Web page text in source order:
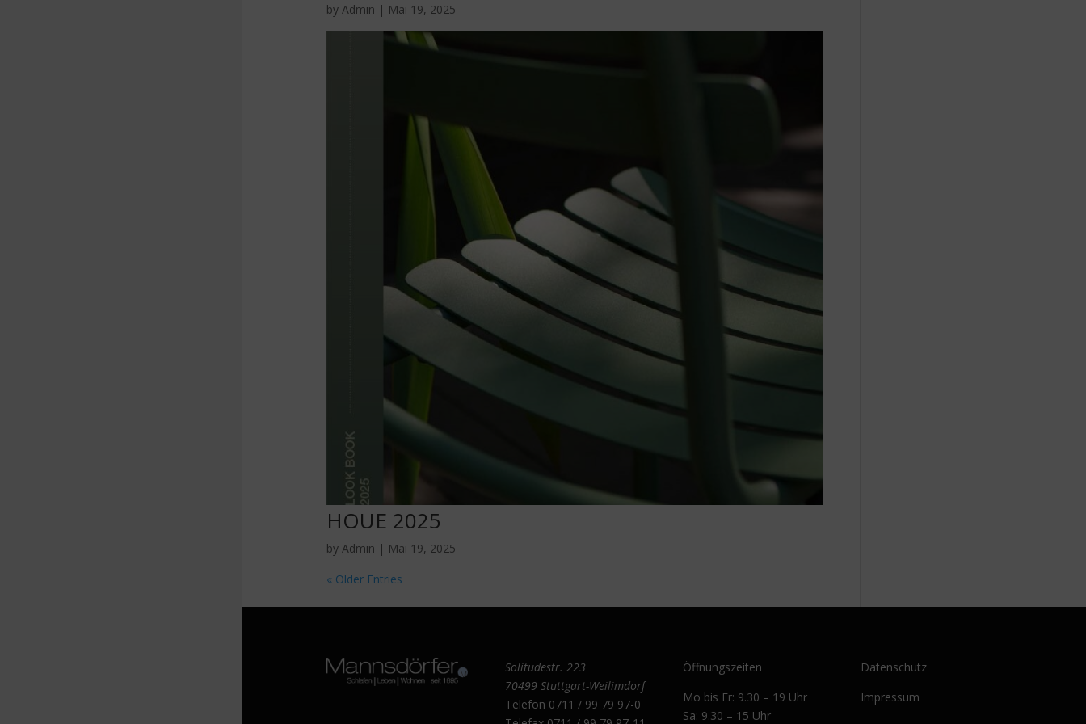
byAdmin | Mai 19, 2025
HOUE 2025
byAdmin | Mai 19, 2025
« Older Entries
Solitudestr. 223
70499 Stuttgart-Weilimdorf
Telefon 0711 / 99 79 97-0
Öffnungszeiten
Mo bis Fr: 9.30 – 19 Uhr
Sa: 9.30 – 15 Uhr
Datenschutz
Impressum